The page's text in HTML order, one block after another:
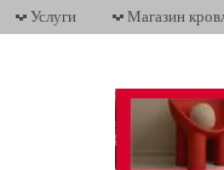
Услуги Магазин